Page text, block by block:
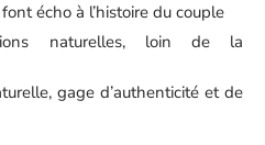
écho à l’histoire du couple
naturelles, loin de la
gage d’authenticité et de